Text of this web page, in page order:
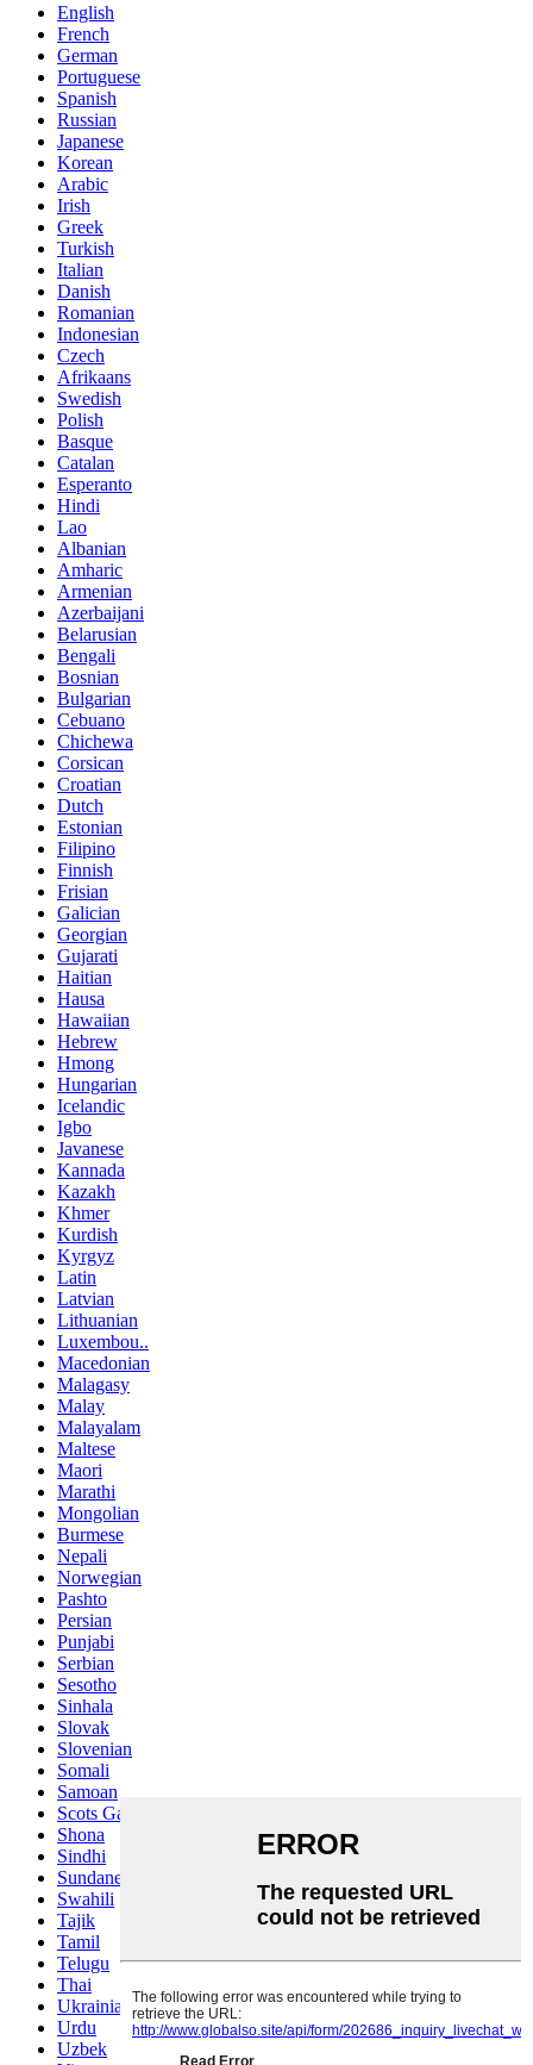
English
French
German
Portuguese
Spanish
Russian
Japanese
Korean
Arabic
Irish
Greek
Turkish
Italian
Danish
Romanian
Indonesian
Czech
Afrikaans
Swedish
Polish
Basque
Catalan
Esperanto
Hindi
Lao
Albanian
Amharic
Armenian
Azerbaijani
Belarusian
Bengali
Bosnian
Bulgarian
Cebuano
Chichewa
Corsican
Croatian
Dutch
Estonian
Filipino
Finnish
Frisian
Galician
Georgian
Gujarati
Haitian
Hausa
Hawaiian
Hebrew
Hmong
Hungarian
Icelandic
Igbo
Javanese
Kannada
Kazakh
Khmer
Kurdish
Kyrgyz
Latin
Latvian
Lithuanian
Luxembou..
Macedonian
Malagasy
Malay
Malayalam
Maltese
Maori
Marathi
Mongolian
Burmese
Nepali
Norwegian
Pashto
Persian
Punjabi
Serbian
Sesotho
Sinhala
Slovak
Slovenian
Somali
Samoan
Scots Gaelic
Shona
Sindhi
Sundanese
Swahili
Tajik
Tamil
Telugu
Thai
Ukrainian
Urdu
Uzbek